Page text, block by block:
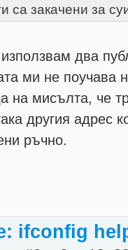
са закачени за
два
ми не поучава
на мисълта, че
другия адрес
ръчно.
ifconfig